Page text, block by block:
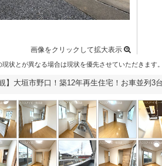
画像をクリックして拡大表示
状とが異なる場合は現状を優先させていただきます。
観】大垣市野口！築12年再生住宅！お車並列3